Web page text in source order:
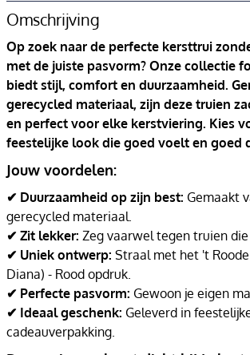
Omschrijving
Op zoek naar de perfecte kersttrui
met de juiste pasvorm? Onze collectie
biedt stijl, comfort en duurzaamheid.
gerecycled materiaal, zijn deze truien
en perfect voor elke kerstviering. Kies
feestelijke look die goed voelt en goed
Jouw voordelen:
✔ Duurzaamheid op zijn best: Gemaakt
gerecycled materiaal.
✔ Zit lekker: Zeg vaarwel tegen truien die
✔ Uniek ontwerp: Straal met het 't
Diana) - Rood opdruk.
✔ Perfecte pasvorm: Gewoon je eigen
✔ Ideaal geschenk: Geleverd in
cadeauverpakking.